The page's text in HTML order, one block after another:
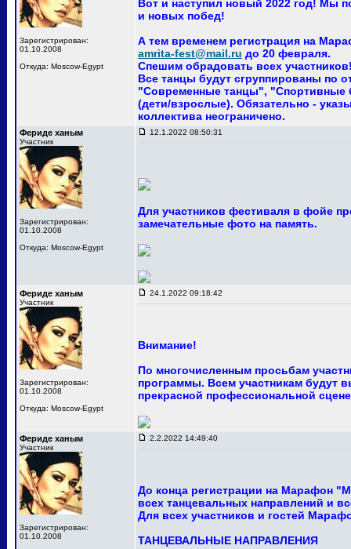
Зарегистрирован:
01.10.2008
Откуда: Moscow-Egypt
Вот и наступил новый 2022 год! Мы
и новых побед!
А тем временем регистрация на
amrita-fest@mail.ru до 20 февраля.
Спешим обрадовать всех
Все танцы будут сгруппированы по
"Современные танцы", "Спортивные
(дети/взрослые). Обязательно -
коллектива неограничено.
Фериде ханым
Участник
Зарегистрирован:
01.10.2008
Откуда: Moscow-Egypt
12.1.2022 08:50:31
Для участников фестиваля в фойе
замечательные фото на память.
Фериде ханым
Участник
Зарегистрирован:
01.10.2008
Откуда: Moscow-Egypt
24.1.2022 09:18:42
Внимание!
По многочисленным просьбам
программы. Всем участникам будут
прекрасной профессиональной
Фериде ханым
Участник
Зарегистрирован:
01.10.2008
2.2.2022 14:49:40
До конца регистрации на Марафон
всех танцевальных направлений и
Для всех участников и гостей
ТАНЦЕВАЛЬНЫЕ НАПРАВЛЕНИЯ